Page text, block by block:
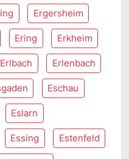
Ergersheim
Ering Erkheim
Erlbach Erlenbach
Eschau
Eslarn
Essing Estenfeld